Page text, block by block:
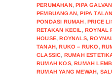
PERUMAHAN,PIPA
PEMBUANGAN,PIPA
PONDASI RUMAH,PRICE
RETAKAN KECIL ,ROYNAL
HOUSE,ROYNALS,
TANAH,RUKO – RUKO ,
CLASSIC, RUMAH
RUMAH KOS,RUMAH
RUMAH YANG MEWAH,